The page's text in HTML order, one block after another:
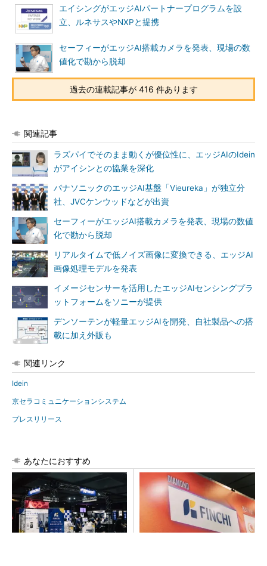
エイシングがエッジAIパートナープログラムを設
立、ルネサスやNXPと提携
セーフィーがエッジAI搭載カメラを発表、現場の数
値化で勘から脱却
過去の連載記事が 416 件あります
関連記事
ラズパイでそのまま動くが優位性に、エッジAIのIdein
がアイシンとの協業を深化
パナソニックのエッジAI基盤「Vieureka」が独立分
社、JVCケンウッドなどが出資
セーフィーがエッジAI搭載カメラを発表、現場の数値
化で勘から脱却
リアルタイムで低ノイズ画像に変換できる、エッジAI
画像処理モデルを発表
イメージセンサーを活用したエッジAIセンシングプラ
ットフォームをソニーが提供
デンソーテンが軽量エッジAIを開発、自社製品への搭
載に加え外販も
関連リンク
Idein
京セラコミュニケーションシステム
プレスリリース
あなたにおすすめ